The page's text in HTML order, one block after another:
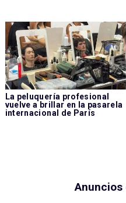
La peluquería profesional
vuelve a brillar en la pasarela
internacional de París
Anuncios